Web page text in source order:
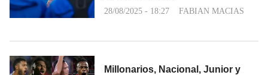
28/08/2025 - 18:27 FABIAN MACIAS
Millonarios, Nacional, Junior y